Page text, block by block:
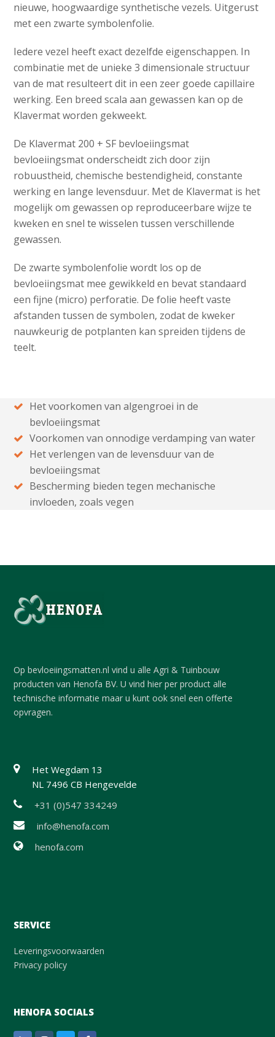
nieuwe, hoogwaardige synthetische vezels. Uitgerust
met een zwarte symbolenfolie.
Iedere vezel heeft exact dezelfde eigenschappen. In
combinatie met de unieke 3 dimensionale structuur
van de mat resulteert dit in een zeer goede capillaire
werking. Een breed scala aan gewassen kan op de
Klavermat worden gekweekt.
De Klavermat 200 + SF bevloeiingsmat
bevloeiingsmat onderscheidt zich door zijn
robuustheid, chemische bestendigheid, constante
werking en lange levensduur. Met de Klavermat is het
mogelijk om gewassen op reproduceerbare wijze te
kweken en snel te wisselen tussen verschillende
gewassen.
De zwarte symbolenfolie wordt los op de
bevloeiingsmat mee gewikkeld en bevat standaard
een fijne (micro) perforatie. De folie heeft vaste
afstanden tussen de symbolen, zodat de kweker
nauwkeurig de potplanten kan spreiden tijdens de
teelt.
Het voorkomen van algengroei in de
bevloeiingsmat
Voorkomen van onnodige verdamping van water
Het verlengen van de levensduur van de
bevloeiingsmat
Bescherming bieden tegen mechanische
invloeden, zoals vegen
Op bevloeiingsmatten.nl vind u alle Agri & Tuinbouw
producten van Henofa BV. U vind hier per product alle
technische informatie maar u kunt ook snel een offerte
opvragen.
Het Wegdam 13
NL 7496 CB Hengevelde
+31 (0)547 334249
info@henofa.com
henofa.com
SERVICE
Leveringsvoorwaarden
Privacy policy
HENOFA SOCIALS